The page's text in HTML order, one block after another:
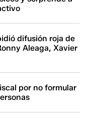
difusión roja de
Aleaga, Xavier
por no formular